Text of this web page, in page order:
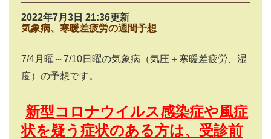
2022年7月3日 21:36更新
気象病、寒暖差疲労の週間予想
7/4月曜～7/10日曜の気象病（気圧＋寒暖差疲労、湿
度）の予想です。
新型コロナウイルス感染症や風症
状を疑う症状のある方は、受診前